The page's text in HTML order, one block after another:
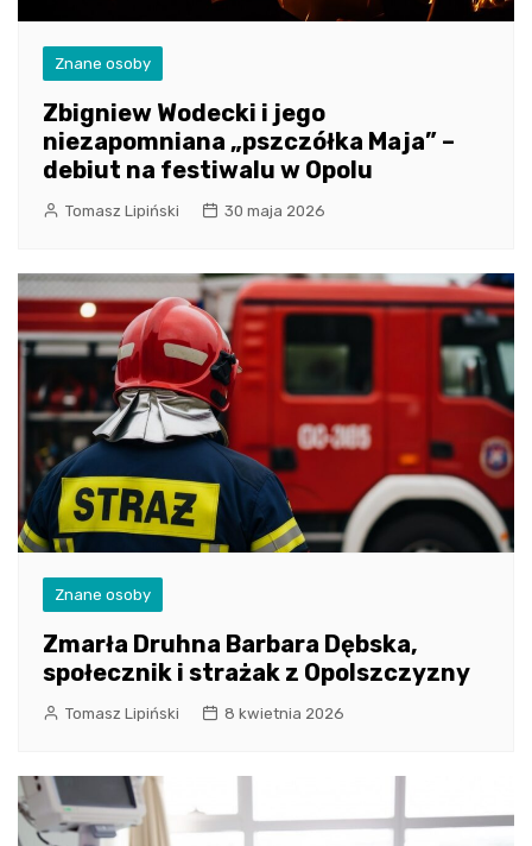
Znane osoby
Zbigniew Wodecki i jego
niezapomniana „pszczółka Maja” –
debiut na festiwalu w Opolu
Tomasz Lipiński 30 maja 2026
Znane osoby
Zmarła Druhna Barbara Dębska,
społecznik i strażak z Opolszczyzny
Tomasz Lipiński 8 kwietnia 2026